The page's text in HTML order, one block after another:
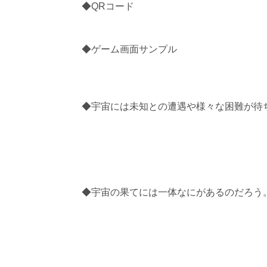
◆QRコード
◆ゲーム画面サンプル
◆宇宙には未知との遭遇や様々な困難が待
◆宇宙の果てには一体なにがあるのだろう。